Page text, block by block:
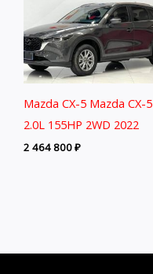
Mazda CX-5 Mazda CX-5
2.0L 155HP 2WD 2022
2 464 800₽